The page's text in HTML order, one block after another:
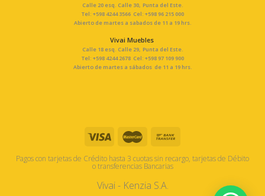
Calle 20 esq. Calle 30, Punta del Este.
Tel: +598 4244 3566 Cel: +598 96 215 000
Abierto de martes a sabados de 11 a 19 hrs.
Vivai Muebles
Calle 18 esq. Calle 29, Punta del Este.
Tel: +598 4244 2678 Cel: +598 97 109 900
Abierto de martes a sábados de 11 a 19 hrs.
Pagos con tarjetas de Crédito hasta 3 cuotas sin recargo, tarjetas de Débito
o transferencias Bancarias
Vivai - Kenzia S.A.